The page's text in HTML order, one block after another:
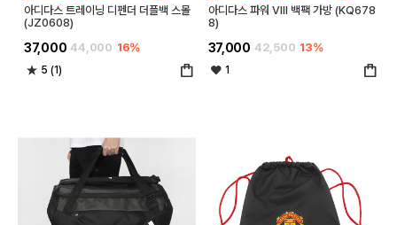
아디다스 트레이닝 디펜더 더플백 스몰
(JZ0608)
37,000 44,000 16%
5 (1)
아디다스 파워 VIII 백팩 가방 (KQ678
8)
37,000 42,500 13%
1